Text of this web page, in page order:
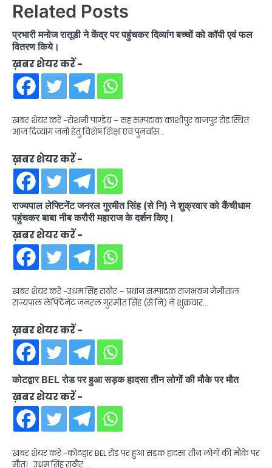
Related Posts
प्रभारी मनोज रातूडी ने केंद्र पर पहुंचकर दिव्यांग बच्चों को कॉपी एवं फल
वितरण किये।
ख़बर शेयर करें -
ख़बर शेयर करें -रोशनी पाण्डेय – सह सम्पदाक काशीपुर बाजपुर रोड स्थित
आज दिव्यांग जनों हेतु विशेष शिक्षा एवं पुनर्वास…
ख़बर शेयर करें -
राज्यपाल लेफ्टिनेंट जनरल गुरमीत सिंह (से नि) ने शुक्रवार को कैंचीधाम
पहुंचकर बाबा नीब करौरी महाराज के दर्शन किए।
ख़बर शेयर करें -
ख़बर शेयर करें -उधम सिंह राठौर – प्रधान सम्पादक राजभवन नैनीताल
राज्यपाल लेफ्टिनेंट जनरल गुरमीत सिंह (से नि) ने शुक्रवार…
ख़बर शेयर करें -
कोटद्वार BEL रोड पर हुआ सड़क हादसा तीन लोगों की मौके पर मौत
ख़बर शेयर करें -
ख़बर शेयर करें -कोटद्वार BEL रोड पर हुआ सड़क हादसा तीन लोगों की मौके पर
मौत। उधम सिंह राठौर…